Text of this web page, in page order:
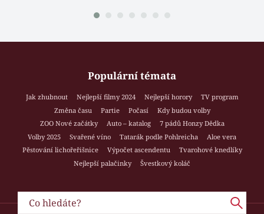
Populární témata
Jak zhubnout Nejlepší filmy 2024 Nejlepší horory
TV program
Změna času
Partie Počasí
Kdy budou volby
ZOO Nové začátky
Auto – katalog
7 pádů Honzy Dědka
Volby 2025
Svařené víno Tatarák podle Pohlreicha
Aloe vera
Pěstování lichořeřišnice
Výpočet ascendentu
Tvarohové knedlíky
Nejlepší palačinky
Švestkový koláč